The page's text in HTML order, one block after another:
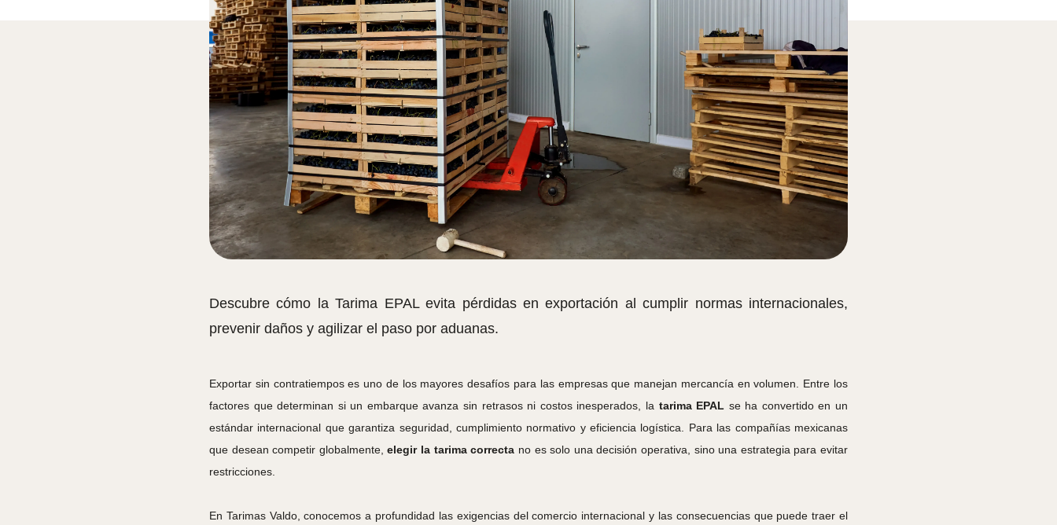
Descubre cómo la Tarima EPAL evita pérdidas en exportación al cumplir normas internacionales,
prevenir daños y agilizar el paso por aduanas.
Exportar sin contratiempos es uno de los mayores desafíos para las empresas que manejan mercancía en volumen. Entre los
factores que determinan si un embarque avanza sin retrasos ni costos inesperados, la tarima EPAL se ha convertido en un
estándar internacional que garantiza seguridad, cumplimiento normativo y eficiencia logística. Para las compañías mexicanas
que desean competir globalmente,elegir la tarima correcta no es solo una decisión operativa, sino una estrategia para evitar
restricciones.
En Tarimas Valdo, conocemos a profundidad las exigencias del comercio internacional y las consecuencias que puede traer el